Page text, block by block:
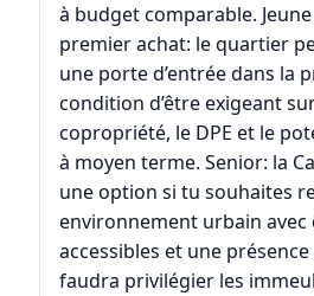
à budget comparable.
premier achat: le quartier
une porte d’entrée dans la
condition d’être exigeant
copropriété, le DPE et le
à moyen terme. Senior: la
une option si tu souhaites
environnement urbain avec
accessibles et une
faudra privilégier les